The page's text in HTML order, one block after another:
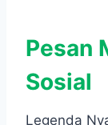
Pesan
Sosial
Legenda